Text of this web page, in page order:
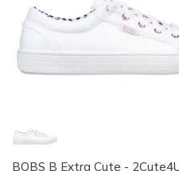
BOBS B Extra Cute -